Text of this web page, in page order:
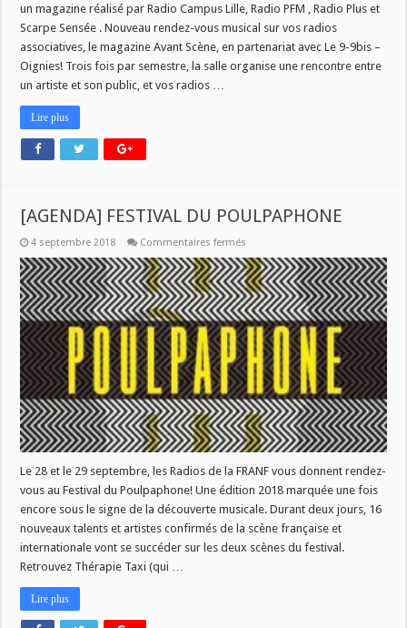
un magazine réalisé par Radio Campus Lille, Radio PFM , Radio Plus et
Scarpe Sensée . Nouveau rendez-vous musical sur vos radios
associatives, le magazine Avant Scène, en partenariat avec Le 9-9bis –
Oignies! Trois fois par semestre, la salle organise une rencontre entre
un artiste et son public, et vos radios …
Lire plus
[AGENDA] FESTIVAL DU POULPAPHONE
4 septembre 2018 Commentaires fermés
FESTIVAL
DU
POULPAPHONE
Le 28 et le 29 septembre, les Radios de la FRANF vous donnent rendez-
vous au Festival du Poulpaphone! Une édition 2018 marquée une fois
encore sous le signe de la découverte musicale. Durant deux jours, 16
nouveaux talents et artistes confirmés de la scène française et
internationale vont se succéder sur les deux scènes du festival.
Retrouvez Thérapie Taxi (qui …
Lire plus